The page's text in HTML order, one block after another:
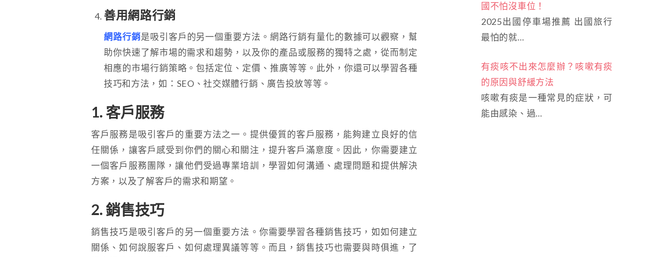
善用網路行銷
網路行銷是吸引客戶的另一個重要方法。網路行銷有量化的數據可以觀察，幫
助你快速了解市場的需求和趨勢，以及你的產品或服務的獨特之處，從而制定
相應的市場行銷策略。包括定位、定價、推廣等等。此外，你還可以學習各種
技巧和方法，如：SEO、社交媒體行銷、廣告投放等等。
1. 客戶服務
客戶服務是吸引客戶的重要方法之一。提供優質的客戶服務，能夠建立良好的信
任關係，讓客戶感受到你們的關心和關注，提升客戶滿意度。因此，你需要建立
一個客戶服務團隊，讓他們受過專業培訓，學習如何溝通、處理問題和提供解決
方案，以及了解客戶的需求和期望。
2. 銷售技巧
銷售技巧是吸引客戶的另一個重要方法。你需要學習各種銷售技巧，如如何建立
關係、如何說服客戶、如何處理異議等等。而且，銷售技巧也需要與時俱進，了
國不怕沒車位！
2025出國停車場推薦 出國旅行
最怕的就…
有痰咳不出來怎麼辦？咳嗽有痰
的原因與舒緩方法
咳嗽有痰是一種常見的症狀，可
能由感染、過…